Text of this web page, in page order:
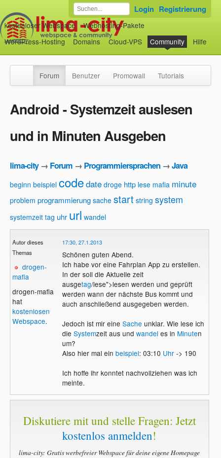
kostenloser Webspace
Webhosting-Pakete
WordPress-Hosting
Domains Cloud-VPS Community Hilfe
Login Registrierung
Forum Benutzer Promowall Tutorials
Android - Systemzeit auslesen
und in Minuten Ausgeben
lima-city→ Forum → Programmiersprachen →Java
beginn beispiel codedate droge http lese mafia minute
problem programmierung sache start string system
systemzeit tag uhr url wandel
Autor dieses
Themas
drogen-
mafia
drogen-mafia
hat
kostenlosen
Webspace.
17:30, 27.1.2013
Schönen guten Abend.
Ich habe vor eine Fahrplan App zu erstellen.
In der soll die Aktuelle zeit
ausgetag/lese">lesen werden und geprüft
werden wann der nächste Bus kommt und
auch anschließend ausgegeben werden.
Jedoch ist mir eine Sache unklar. Wie lese ich
die Systemzeit aus und wandel es in Minuten
um?
Also hier mal ein beispiel: 03:10 Uhr-> 190
Ich hoffe ihr konntet nachvollziehen was ich
meinte.
Diskutiere mit und stelle Fragen: Jetzt
kostenlos anmelden!
lima-city: Gratis werbefreier Webspace für deine eigene Homepage